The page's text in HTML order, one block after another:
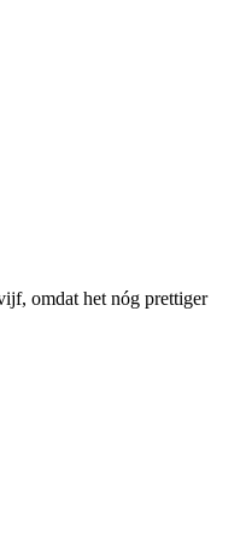
omdat het nóg prettiger